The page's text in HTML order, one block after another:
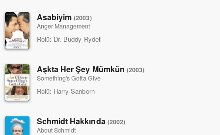
Asabiyim(2003)
Anger Management
Rolü: Dr. Buddy Rydell
Aşkta Her Şey Mümkün (2003)
Something's Gotta Give
Rolü: Harry Sanborn
Schmidt Hakkında (2002)
About Schmidt